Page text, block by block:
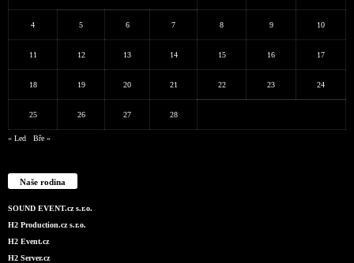
4 5 6 7 8 9 10
11 12 13 14 15 16 17
18 19 20 21 22 23 24
25 26 27 28
« Led Bře »
Naše rodina
SOUND EVENT.cz s.r.o.
H2 Production.cz s.r.o.
H2 Event.cz
H2 Server.cz